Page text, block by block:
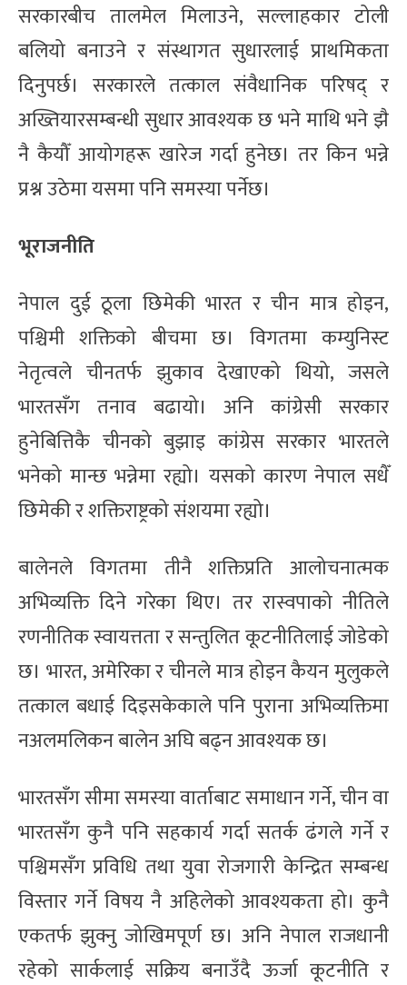
सरकारबीच तालमेल मिलाउने, सल्लाहकार टोली
बलियो बनाउने र संस्थागत सुधारलाई प्राथमिकता
दिनुपर्छ। सरकारले तत्काल संवैधानिक परिषद् र
अख्तियारसम्बन्धी सुधार आवश्यक छ भने माथि भने झै
नै कैयौँ आयोगहरू खारेज गर्दा हुनेछ। तर किन भन्ने
प्रश्न उठेमा यसमा पनि समस्या पर्नेछ।
भूराजनीति
नेपाल दुई ठूला छिमेकी भारत र चीन मात्र होइन,
पश्चिमी शक्तिको बीचमा छ। विगतमा कम्युनिस्ट
नेतृत्वले चीनतर्फ झुकाव देखाएको थियो, जसले
भारतसँग तनाव बढायो। अनि कांग्रेसी सरकार
हुनेबित्तिकै चीनको बुझाइ कांग्रेस सरकार भारतले
भनेको मान्छ भन्नेमा रह्यो। यसको कारण नेपाल सधैँ
छिमेकी र शक्तिराष्ट्रको संशयमा रह्यो।
बालेनले विगतमा तीनै शक्तिप्रति आलोचनात्मक
अभिव्यक्ति दिने गरेका थिए। तर रास्वपाको नीतिले
रणनीतिक स्वायत्तता र सन्तुलित कूटनीतिलाई जोडेको
छ। भारत, अमेरिका र चीनले मात्र होइन कैयन मुलुकले
तत्काल बधाई दिइसकेकाले पनि पुराना अभिव्यक्तिमा
नअलमलिकन बालेन अघि बढ्न आवश्यक छ।
भारतसँग सीमा समस्या वार्ताबाट समाधान गर्ने, चीन वा
भारतसँग कुनै पनि सहकार्य गर्दा सतर्क ढंगले गर्ने र
पश्चिमसँग प्रविधि तथा युवा रोजगारी केन्द्रित सम्बन्ध
विस्तार गर्ने विषय नै अहिलेको आवश्यकता हो। कुनै
एकतर्फ झुक्नु जोखिमपूर्ण छ। अनि नेपाल राजधानी
रहेको सार्कलाई सक्रिय बनाउँदै ऊर्जा कूटनीति र